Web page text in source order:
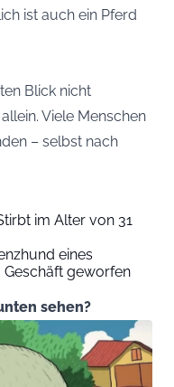
ist auch ein Pferd
Blick nicht
Viele Menschen
– selbst nach
im Alter von 31
eines
geworfen
sehen?